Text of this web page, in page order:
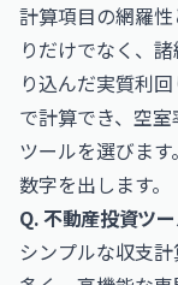
計算項目の網羅
りだけでなく、
り込んだ実質利
で計算でき、空
ツールを選びま
数字を出します。
Q. 不動産投資ツ
シンプルな収支